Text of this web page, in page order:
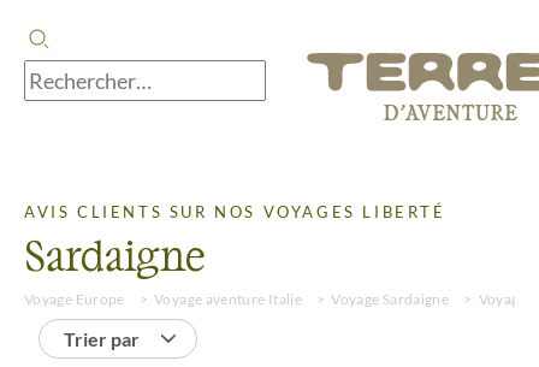
AVIS CLIENTS SUR NOS VOYAGES LIBERTÉ
Sardaigne
Voyage Europe Voyage aventure Italie Voyage Sardaigne
Trier par